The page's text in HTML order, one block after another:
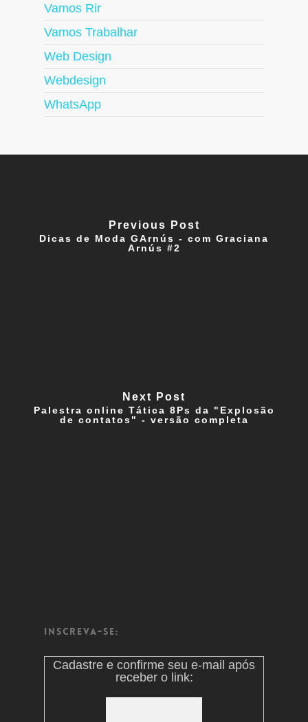
Vamos Rir
Vamos Trabalhar
Web Design
Webdesign
WhatsApp
Previous Post
Dicas de Moda GArnús - com Graciana
Arnús #2
Next Post
Palestra online Tática 8Ps da "Explosão
de contatos" - versão completa
Inscreva-se:
Cadastre e confirme seu e-mail após
receber o link: